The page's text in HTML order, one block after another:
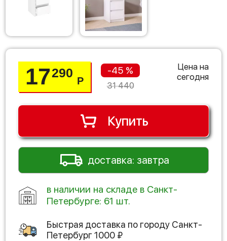
17290
Р
-45 %
31 440
Цена на
сегодня
Купить
доставка: завтра
в наличии на складе в Санкт-
Петербурге: 61 шт.
Быстрая доставка по городу Санкт-
Петербург1000 ₽